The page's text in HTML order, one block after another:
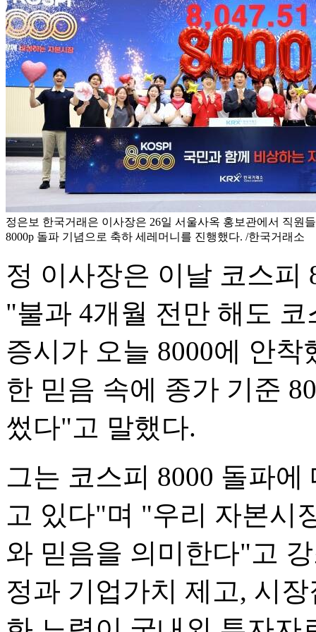
정은보 한국거래은 이사장은 26일 서울사옥 홍보관에서 직원
8000p 돌파 기념으로 축하 세레머니를 진행했다. /한국거래소
정 이사장은 이날 코스피
"불과 4개월 전만 해도
증시가 오늘 8000에 안
한 믿음 속에 종가 기준
썼다"고 말했다.
그는 코스피 8000 돌파
고 있다"며 "우리 자본시
와 믿음을 의미한다"고
정과 기업가치 제고, 시